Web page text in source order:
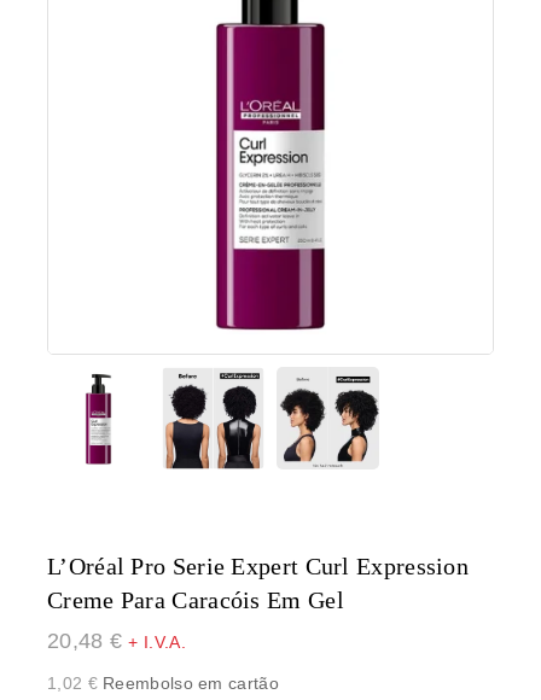
L’Oréal Pro Serie Expert Curl Expression
Creme Para Caracóis Em Gel
20,48 € + I.V.A.
1,02 €Reembolso em cartão